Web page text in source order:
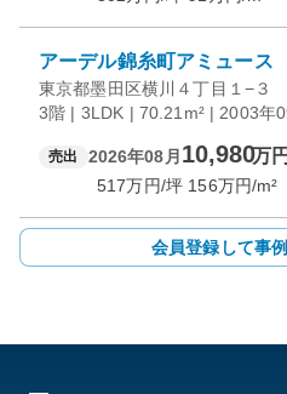
アーデル錦糸町アミュース
東京都墨田区横川４丁目１−３
3階 | 3LDK | 70.21m² | 2003年
売出 2026年08月 10,980万円
517万円/坪 156万円/m²
会員登録して事